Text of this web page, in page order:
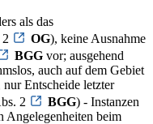
als das
OG), keine Ausnahme
BGG vor; ausgehend
auch auf dem Gebiet
Entscheide letzter
2
BGG) - Instanzen
Angelegenheiten beim